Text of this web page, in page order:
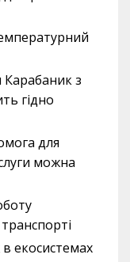
Карабаник з
гідно
для
можна
екосистемах